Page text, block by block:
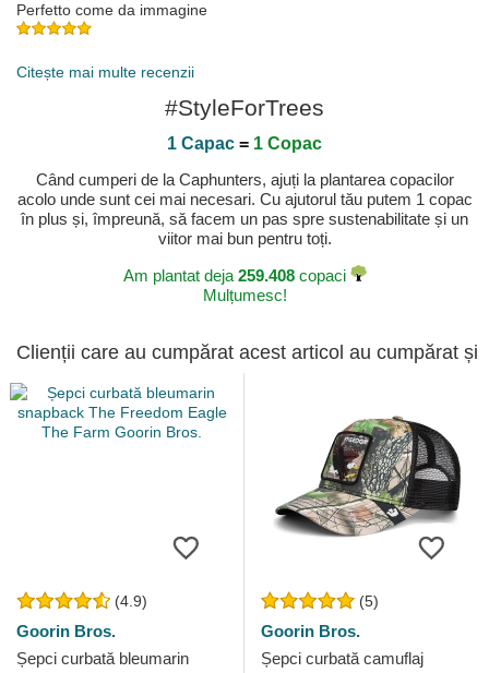
Perfetto come da immagine
Citește mai multe recenzii
#StyleForTrees
1 Capac = 1 Copac
Când cumperi de la Caphunters, ajuți la plantarea copacilor
acolo unde sunt cei mai necesari. Cu ajutorul tău putem 1 copac
în plus și, împreună, să facem un pas spre sustenabilitate și un
viitor mai bun pentru toți.
Am plantat deja 259.408copaci
Mulțumesc!
Clienții care au cumpărat acest articol au cumpărat și
(4.9)
Goorin Bros.
Șepci curbată bleumarin
(5)
Goorin Bros.
Șepci curbată camuflaj